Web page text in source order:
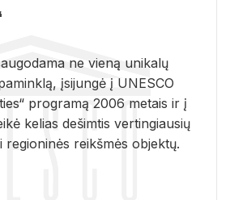
ne vieną unikalų
įsijungė į UNESCO
programą 2006 metais ir į
kelias dešimtis vertingiausių
regioninės reikšmės objektų.